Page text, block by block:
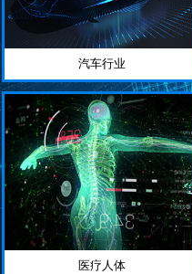
汽车行业
医疗人体